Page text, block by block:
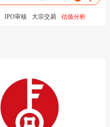
IPO审核 大宗交易 估值分析